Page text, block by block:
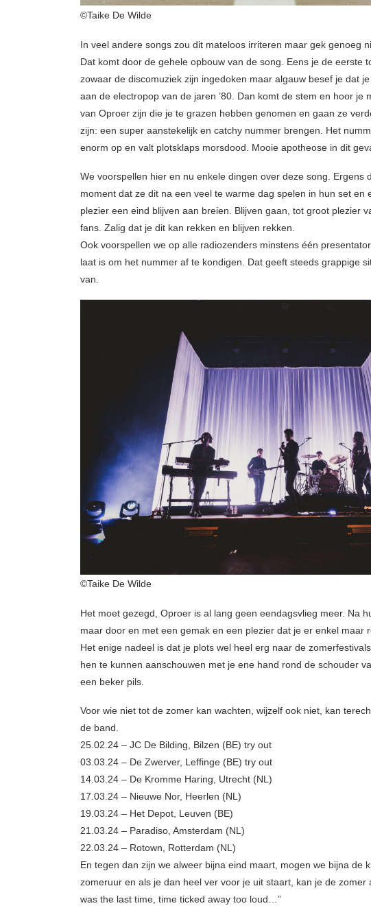
©Taike De Wilde
In veel andere songs zou dit mateloos irriteren maar gek genoeg
Dat komt door de gehele opbouw van de song. Eens je de eerste
zowaar de discomuziek zijn ingedoken maar algauw besef je dat
aan de electropop van de jaren ’80. Dan komt de stem en hoor je
van Oproer zijn die je te grazen hebben genomen en gaan ze
zijn: een super aanstekelijk en catchy nummer brengen. Het
enorm op en valt plotsklaps morsdood. Mooie apotheose in dit
We voorspellen hier en nu enkele dingen over deze song. Ergens
moment dat ze dit na een veel te warme dag spelen in hun set en
plezier een eind blijven aan breien. Blijven gaan, tot groot plezier
fans. Zalig dat je dit kan rekken en blijven rekken.
Ook voorspellen we op alle radiozenders minstens één
laat is om het nummer af te kondigen. Dat geeft steeds grappige
van.
©Taike De Wilde
Het moet gezegd, Oproer is al lang geen eendagsvlieg meer. Na
maar door en met een gemak en een plezier dat je er enkel maar
Het enige nadeel is dat je plots wel heel erg naar de
hen te kunnen aanschouwen met je ene hand rond de schouder
een beker pils.
Voor wie niet tot de zomer kan wachten, wijzelf ook niet, kan
de band.
25.02.24 – JC De Bilding, Bilzen (BE) try out
03.03.24 – De Zwerver, Leffinge (BE) try out
14.03.24 – De Kromme Haring, Utrecht (NL)
17.03.24 – Nieuwe Nor, Heerlen (NL)
19.03.24 – Het Depot, Leuven (BE)
21.03.24 – Paradiso, Amsterdam (NL)
22.03.24 – Rotown, Rotterdam (NL)
En tegen dan zijn we alweer bijna eind maart, mogen we bijna de
zomeruur en als je dan heel ver voor je uit staart, kan je de zomer
was the last time, time ticked away too loud…”